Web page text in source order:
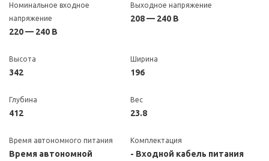
Номинальное входное
напряжение
220 — 240 В
Выходное напряжение
208 — 240 В
Высота
342
Ширина
196
Глубина
412
Вес
23.8
Время автономного питания
Время автономной
Комплектация
- Входной кабель питания